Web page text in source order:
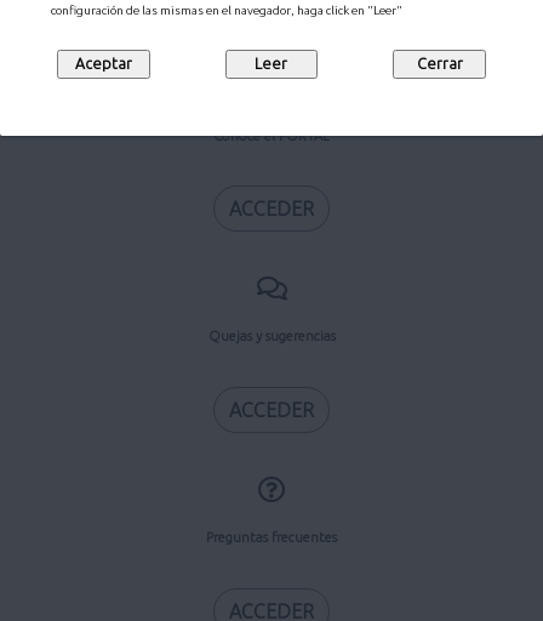
configuración de las mismas en el navegador, haga click en "Leer"
Conoce el PORTAL
ACCEDER
Quejas y sugerencias
ACCEDER
Preguntas frecuentes
ACCEDER